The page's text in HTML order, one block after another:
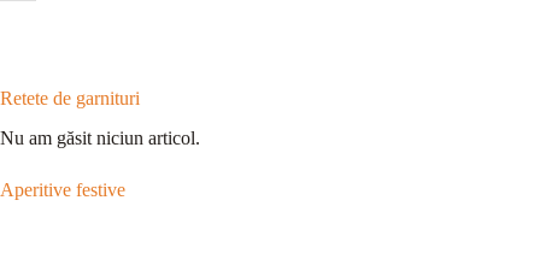
Retete de garnituri
Nu am găsit niciun articol.
Aperitive festive